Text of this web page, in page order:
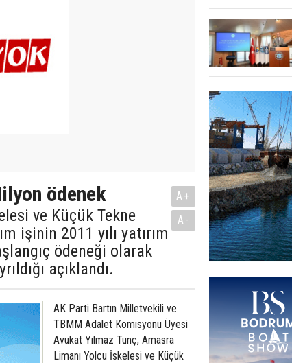
ödenek
ve Küçük Tekne
işinin 2011 yılı yatırım
ödeneği olarak
açıklandı.
A+
A-
AK Parti Bartın Milletvekili ve
TBMM Adalet Komisyonu Üyesi
Avukat Yılmaz Tunç, Amasra
Limanı Yolcu İskelesi ve Küçük